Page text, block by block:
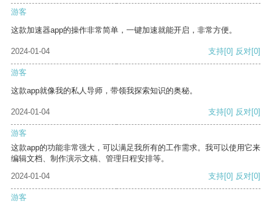
游客
这款加速器app的操作非常简单，一键加速就能开启，非常方便。
2024-01-04 支持[0] 反对[0]
游客
这款app就像我的私人导师，带领我探索知识的奥秘。
2024-01-04 支持[0] 反对[0]
游客
这款app的功能非常强大，可以满足我所有的工作需求。我可以使用它来
编辑文档、制作演示文稿、管理日程安排等。
2024-01-04
支持[0] 反对[0]
游客